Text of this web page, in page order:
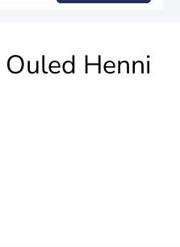
Ouled Henni